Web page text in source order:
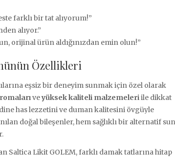
farklı bir tat alıyorum!”
alıyor.”
orijinal ürün aldığınızdan emin olun!”
Özellikleri
eşsiz bir deneyim sunmak için özel olarak
veyüksek kaliteli malzemeleriile dikkat
has lezzetini ve duman kalitesini övgüyle
doğal bileşenler, hem sağlıklı bir alternatif
Saltica Likit GOLEM, farklı damak tatlarına hitap